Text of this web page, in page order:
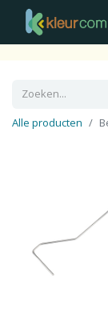
Alle producten